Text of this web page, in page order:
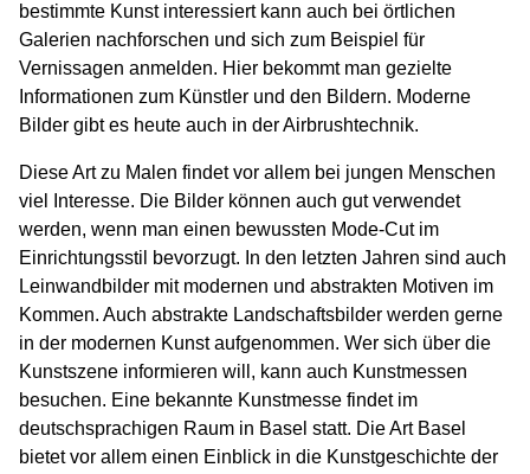
bestimmte Kunst interessiert kann auch bei örtlichen
Galerien nachforschen und sich zum Beispiel für
Vernissagen anmelden. Hier bekommt man gezielte
Informationen zum Künstler und den Bildern. Moderne
Bilder gibt es heute auch in der Airbrushtechnik.
Diese Art zu Malen findet vor allem bei jungen Menschen
viel Interesse. Die Bilder können auch gut verwendet
werden, wenn man einen bewussten Mode-Cut im
Einrichtungsstil bevorzugt. In den letzten Jahren sind auch
Leinwandbilder mit modernen und abstrakten Motiven im
Kommen. Auch abstrakte Landschaftsbilder werden gerne
in der modernen Kunst aufgenommen. Wer sich über die
Kunstszene informieren will, kann auch Kunstmessen
besuchen. Eine bekannte Kunstmesse findet im
deutschsprachigen Raum in Basel statt. Die Art Basel
bietet vor allem einen Einblick in die Kunstgeschichte der